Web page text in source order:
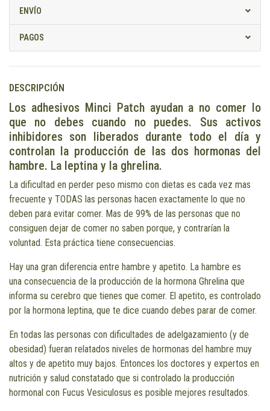
ENVÍO
PAGOS
DESCRIPCIÓN
Los adhesivos Minci Patch ayudan a no comer lo
que no debes cuando no puedes. Sus activos
inhibidores son liberados durante todo el día y
controlan la producción de las dos hormonas del
hambre. La leptina y la ghrelina.
La dificultad en perder peso mismo con dietas es cada vez mas
frecuente y TODAS las personas hacen exactamente lo que no
deben para evitar comer. Mas de 99% de las personas que no
consiguen dejar de comer no saben porque, y contrarían la
voluntad. Esta práctica tiene consecuencias.
Hay una gran diferencia entre hambre y apetito. La hambre es
una consecuencia de la producción de la hormona Ghrelina que
informa su cerebro que tienes que comer. El apetito, es controlado
por la hormona leptina, que te dice cuando debes parar de comer.
En todas las personas con dificultades de adelgazamiento (y de
obesidad) fueran relatados niveles de hormonas del hambre muy
altos y de apetito muy bajos. Entonces los doctores y expertos en
nutrición y salud constatado que si controlado la producción
hormonal con Fucus Vesiculosus es posible mejores resultados.